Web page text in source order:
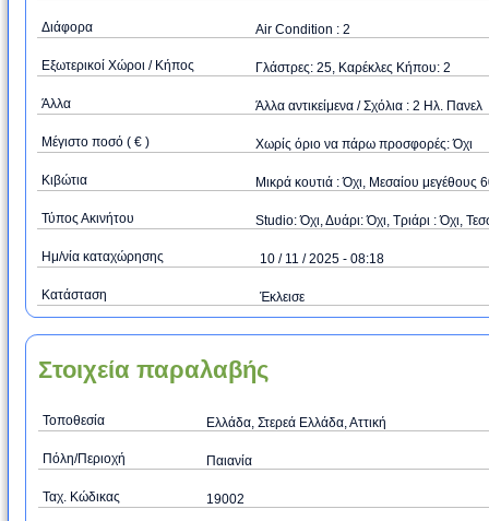
Διάφορα Air Condition : 2
Εξωτερικοί Χώροι / Κήπος Γλάστρες: 25, Καρέκλες Κήπου: 2
Άλλα Άλλα αντικείμενα / Σχόλια : 2 Ηλ. Πανελ
Μέγιστο ποσό ( € ) Xωρίς όριο να πάρω προσφορές: Όχι
Κιβώτια Μικρά κουτιά : Όχι, Μεσαίου
Τύπος Ακινήτου Studio: Όχι, Δυάρι: Όχι, Τριάρι : Όχι,
Ημ/νία καταχώρησης 10 / 11 / 2025 - 08:18
Κατάσταση Έκλεισε
Στοιχεία παραλαβής
Τοποθεσία Ελλάδα, Στερεά Ελλάδα, Αττική
Πόλη/Περιοχή Παιανία
Ταχ. Κώδικας 19002